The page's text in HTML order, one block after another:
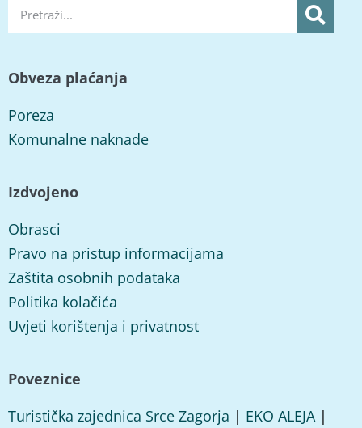
Obveza plaćanja
Poreza
Komunalne naknade
Izdvojeno
Obrasci
Pravo na pristup informacijama
Zaštita osobnih podataka
Politika kolačića
Uvjeti korištenja i privatnost
Poveznice
Turistička zajednica Srce Zagorja | EKO ALEJA|